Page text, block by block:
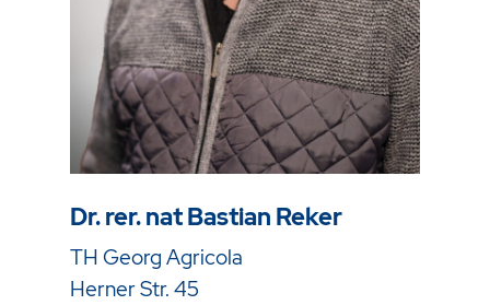
Dr. rer. nat Bastian Reker
TH Georg Agricola
Herner Str. 45